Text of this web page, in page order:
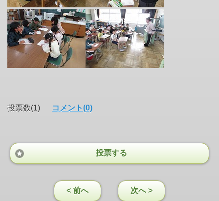
投票数(1) コメント(0)
投票する
< 前へ 次へ >